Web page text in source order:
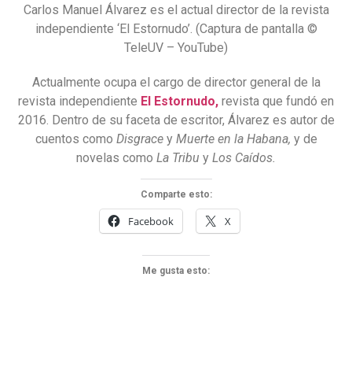
Carlos Manuel Álvarez es el actual director de la revista
independiente ‘El Estornudo’. (Captura de pantalla ©
TeleUV – YouTube)
Actualmente ocupa el cargo de director general de la
revista independiente El Estornudo, revista que fundó en
2016. Dentro de su faceta de escritor, Álvarez es autor de
cuentos como Disgrace yMuerte en la Habana, y de
novelas como La Tribu y Los Caídos.
Comparte esto:
Facebook X
Me gusta esto: